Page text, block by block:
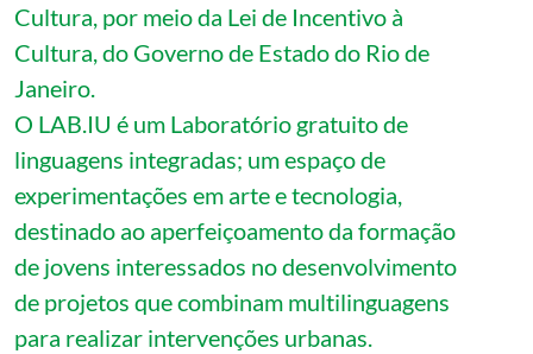
Cultura, por meio da Lei de Incentivo à
Cultura, do Governo de Estado do Rio de
Janeiro.
O LAB.IU é um Laboratório gratuito de
linguagens integradas; um espaço de
experimentações em arte e tecnologia,
destinado ao aperfeiçoamento da formação
de jovens interessados no desenvolvimento
de projetos que combinam multilinguagens
para realizar intervenções urbanas.